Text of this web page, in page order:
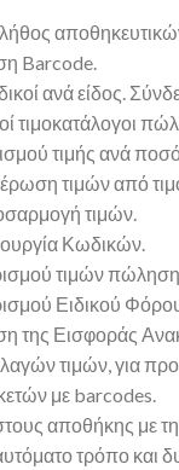
Barcode.
ανά είδος.
τιμοκατάλογοι
τιμής ανά
τιμών από
τιμών.
Κωδικών.
τιμών
Ειδικού
της Εισφοράς
τιμών, για
με barcodes.
αποθήκης με
τρόπο και